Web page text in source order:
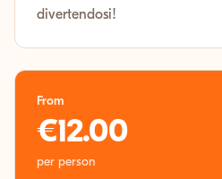
divertendosi!
From
€12.00
per person